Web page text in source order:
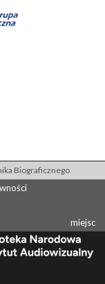
Biograficznego
miejsc